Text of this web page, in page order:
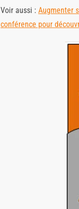
Voir aussi : Augmenter
conférence pour